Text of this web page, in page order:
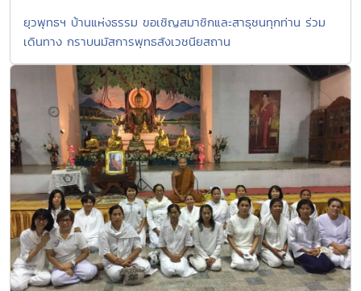
ยุวพุทธฯ บ้านแห่งธรรม ขอเชิญสมาชิกและสาธุชนทุกท่าน ร่วม
เดินทาง กราบนมัสการพุทธสังเวชนียสถาน